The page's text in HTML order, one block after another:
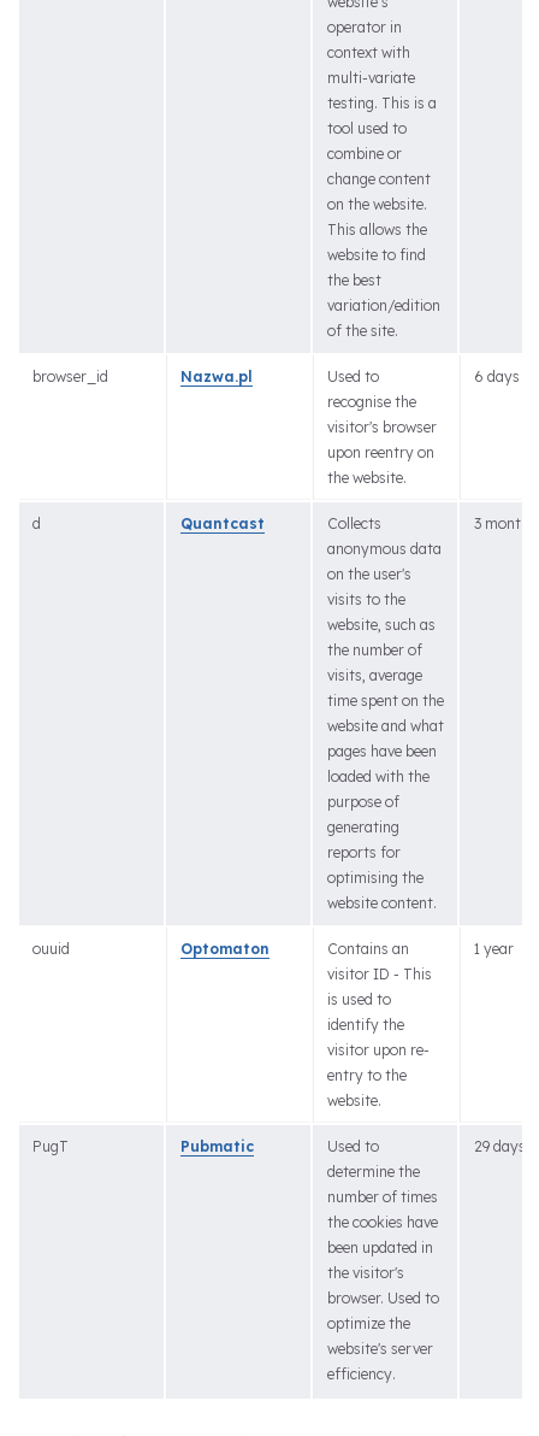
operator in
context with
multi-variate
testing. This is a
tool used to
combine or
change content
on the website.
This allows the
website to find
the best
variation/edition
of the site.
browser_id Nazwa.pl
Used to
recognise the
visitor's browser
upon reentry on
the website.
6 days
d Quantcast
Collects
anonymous data
on the user's
visits to the
website, such as
the number of
visits, average
time spent on the
website and what
pages have been
loaded with the
purpose of
generating
reports for
optimising the
website content.
3 months
ouuid Optomaton
Contains an
visitor ID - This
is used to
identify the
visitor upon re-
entry to the
website.
1 year
PugT Pubmatic
Used to
determine the
number of times
the cookies have
been updated in
the visitor's
browser. Used to
optimize the
website's server
efficiency.
29 days